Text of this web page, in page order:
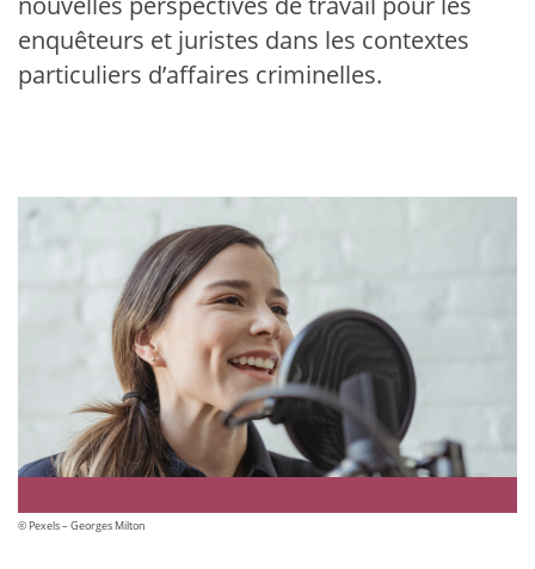
enquêteurs et juristes dans les contextes
particuliers d’affaires criminelles.
© Pexels – Georges Milton